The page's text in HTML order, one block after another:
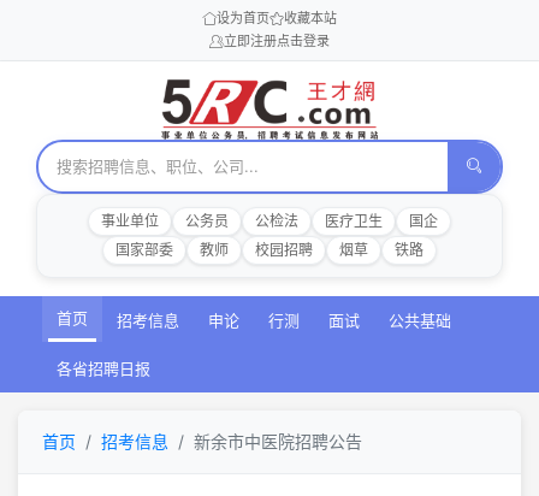
设为首页
收藏本站
立即注册点击登录
事业单位 公务员 公检法 医疗卫生
国企
国家部委
教师 校园招聘 烟草 铁路
首页 招考信息 申论 行测 面试 公共基础
各省招聘日报
首页 招考信息 新余市中医院招聘公告